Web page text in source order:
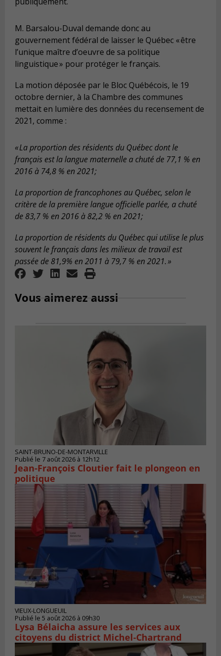
M. Barsalou-Duval demande donc au
gouvernement fédéral de laisser le Québec « être
l’unique maître d’oeuvre de sa politique
linguistique » pour protéger le français.
La motion déposée par le Bloc Québécois, le 19
octobre dernier, à la Chambre des communes
mettait en lumière des données du recensement de
2021, comme :
« La proportion des résidents du Québec dont le
français est la langue maternelle a chuté de 77,1 % en
2016 à 74,8 % en 2021;
La proportion de francophones au Québec, selon le
critère de la première langue officielle parlée, a chuté
de 83,7 % en 2016 à 82,2 % en 2021;
La proportion de résidents du Québec qui utilise le plus
souvent le français dans les milieux de travail est
passée de 81,9% en 2011 à 79,7 % en 2021. »
Vous aimerez aussi
SAINT-BRUNO-DE-MONTARVILLE
Publié le 7 août 2026 à 12h12
Jean-François Cloutier fait le plongeon en
politique
VIEUX-LONGUEUIL
Publié le 5 août 2026 à 09h30
Lysa Bélaicha assure les services aux
citoyens du district Michel‑Chartrand